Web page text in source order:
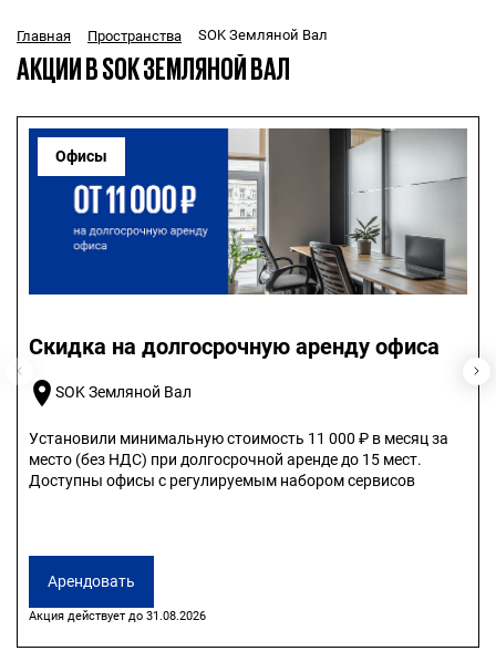
Главная Пространства SOK Земляной Вал
АКЦИИ В SOK ЗЕМЛЯНОЙ ВАЛ
Офисы
Скидка на долгосрочную аренду офиса
SOK Земляной Вал
Установили минимальную стоимость 11 000 ₽ в месяц за
место (без НДС) при долгосрочной аренде до 15 мест.
Доступны офисы с регулируемым набором сервисов
Арендовать
Акция действует до 31.08.2026